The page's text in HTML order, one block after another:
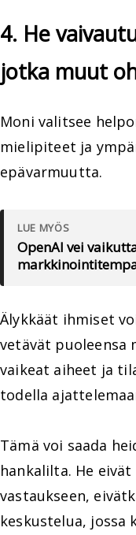
4. He
jotka muut
Moni valitsee
mielipiteet ja
epävarmuutta.
LUE MYÖS
OpenAI vei
Älykkäät ihmiset
vetävät puoleensa
vaikeat aiheet ja
todella
Tämä voi saada
hankalilta. He
vastaukseen,
keskustelua, jossa